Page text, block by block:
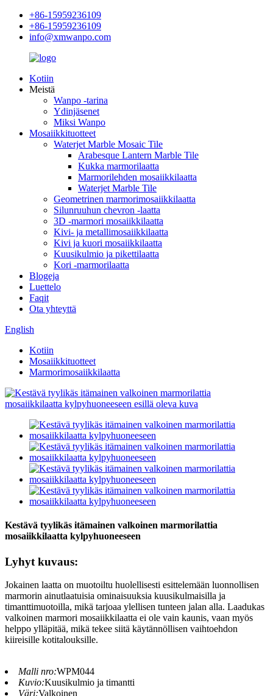
+86-15959236109
+86-15959236109
info@xmwanpo.com
Kotiin
Meistä
Wanpo -tarina
Ydinjäsenet
Miksi Wanpo
Mosaiikkituotteet
Waterjet Marble Mosaic Tile
Arabesque Lantern Marble Tile
Kukka marmorilaatta
Marmorilehden mosaiikkilaatta
Waterjet Marble Tile
Geometrinen marmorimosaiikkilaatta
Silunruuhun chevron -laatta
3D -marmori mosaiikkilaatta
Kivi- ja metallimosaiikkilaatta
Kivi ja kuori mosaiikkilaatta
Kuusikulmio ja pikettilaatta
Kori -marmorilaatta
Blogeja
Luettelo
Faqit
Ota yhteyttä
English
Kotiin
Mosaiikkituotteet
Marmorimosaiikkilaatta
Kestävä tyylikäs itämainen valkoinen marmorilattia
mosaiikkilaatta kylpyhuoneeseen
Lyhyt kuvaus:
Jokainen laatta on muotoiltu huolellisesti esittelemään luonnollisen
marmorin ainutlaatuisia ominaisuuksia kuusikulmaisilla ja
timanttimuotoilla, mikä tarjoaa ylellisen tunteen jalan alla. Laadukas
valkoinen marmori mosaiikkilaatta ei ole vain kaunis, vaan myös
helppo ylläpitää, mikä tekee siitä käytännöllisen vaihtoehdon
kiireisille kotitalouksille.
Malli nro:WPM044
Kuvio:Kuusikulmio ja timantti
Väri:Valkoinen